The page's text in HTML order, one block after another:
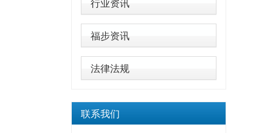
福步资讯
法律法规
联系我们